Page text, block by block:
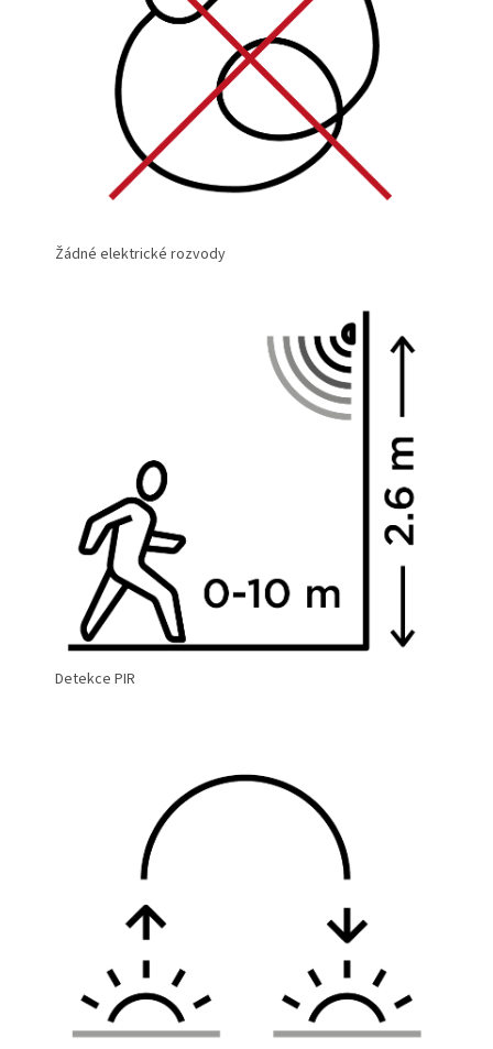
Žádné elektrické rozvody
Detekce PIR